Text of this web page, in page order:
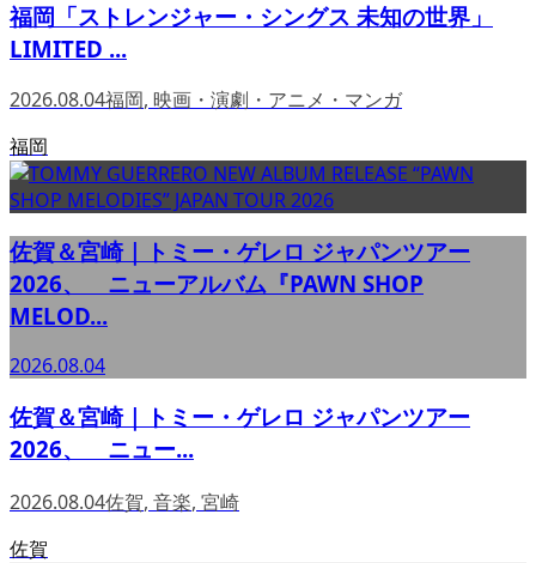
福岡「ストレンジャー・シングス 未知の世界」
LIMITED ...
2026.08.04福岡, 映画・演劇・アニメ・マンガ
福岡
佐賀＆宮崎｜トミー・ゲレロ ジャパンツアー
2026、 ニューアルバム『PAWN SHOP
MELOD...
2026.08.04
佐賀＆宮崎｜トミー・ゲレロ ジャパンツアー
2026、 ニュー...
2026.08.04佐賀, 音楽, 宮崎
佐賀